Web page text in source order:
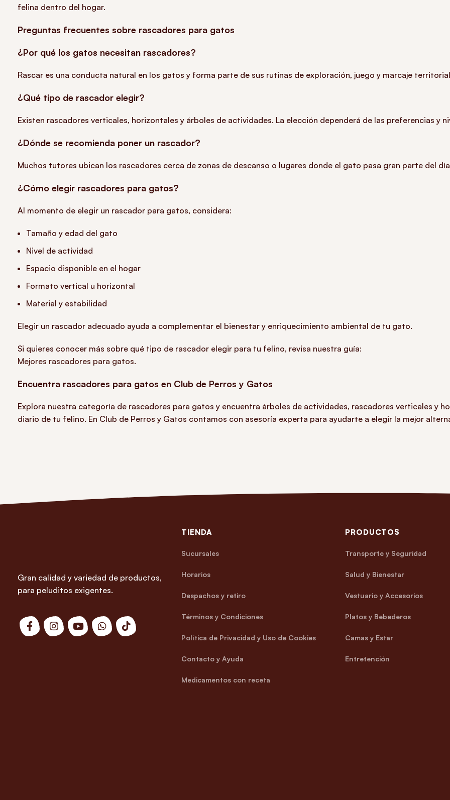
felina dentro del hogar.
Preguntas frecuentes sobre rascadores para gatos
¿Por qué los gatos necesitan rascadores?
Rascar es una conducta natural en los gatos y forma parte de sus rutinas de exploración, juego y marcaje
¿Qué tipo de rascador elegir?
Existen rascadores verticales, horizontales y árboles de actividades. La elección dependerá de las preferencias y
¿Dónde se recomienda poner un rascador?
Muchos tutores ubican los rascadores cerca de zonas de descanso o lugares donde el gato pasa gran parte del
¿Cómo elegir rascadores para gatos?
Al momento de elegir un rascador para gatos, considera:
Tamaño y edad del gato
Nivel de actividad
Espacio disponible en el hogar
Formato vertical u horizontal
Material y estabilidad
Elegir un rascador adecuado ayuda a complementar el bienestar y enriquecimiento ambiental de tu gato.
Si quieres conocer más sobre qué tipo de rascador elegir para tu felino, revisa nuestra guía:
Mejores rascadores para gatos.
Encuentra rascadores para gatos en Club de Perros y Gatos
Explora nuestra categoría de rascadores para gatos y encuentra árboles de actividades, rascadores verticales y
diario de tu felino. En Club de Perros y Gatos contamos con asesoría experta para ayudarte a elegir la mejor
Gran calidad y variedad de productos,
para peluditos exigentes.
TIENDA
Sucursales
Horarios
Despachos y retiro
Términos y Condiciones
Política de Privacidad y Uso de Cookies
Contacto y Ayuda
Medicamentos con receta
PRODUCTOS
Transporte y Seguridad
Salud y Bienestar
Vestuario y Accesorios
Platos y Bebederos
Camas y Estar
Entretención